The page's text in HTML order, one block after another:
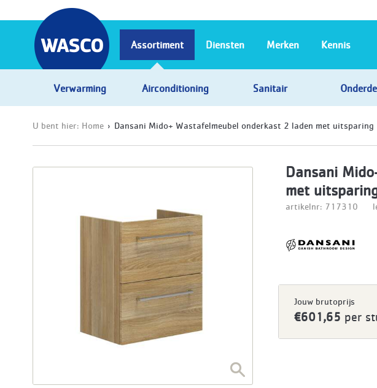
Assortiment
Verwarming Airconditioning Sanitair
Diensten Merken Kennis
U bent hier: Home Dansani Mido+ Wastafelmeubel onderkast 2 laden met
Dansani
met
artikelnr: 717310
Jouw brutoprijs
€601,65 per